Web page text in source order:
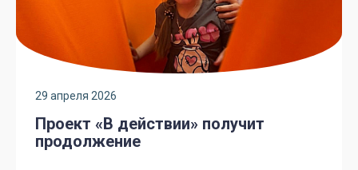
29 апреля 2026
Проект «В действии» получит
продолжение